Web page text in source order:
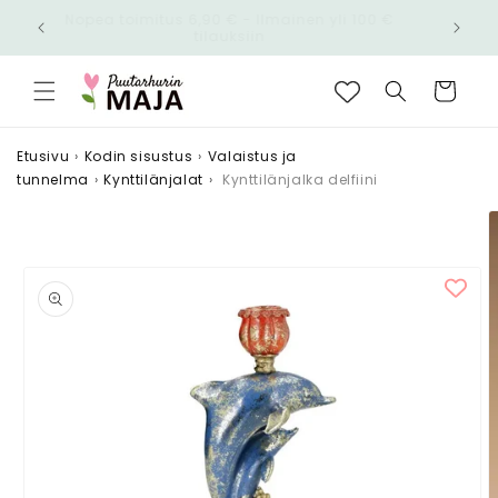
siirry
Ostoskori
Etusivu › Kodin sisustus › Valaistus ja
tunnelma › Kynttilänjalat › Kynttilänjalka delfiini